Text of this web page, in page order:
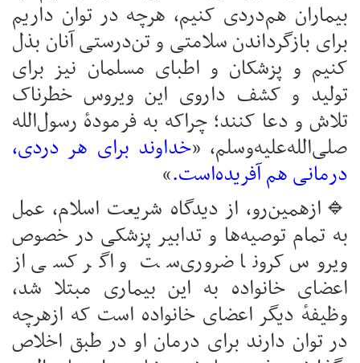
بیماران هم‌دردی کنیم، هرچه در توان داریم
برای بازگرداندن سلامتی و تن‌درستی آنان بذل
کنیم و پزشکان و اطبای مسلمان نیز برای
تولید و کشف داروی این ویروس خطرناک
تلاش و دعا کنند؛ چراکه به فرمودهٔ رسول‌الله
صلی‌الله‌علیه‌وسلم، «خداوند برای هر دردی،
درمانی هم آفریده‌است.»
🔹ازهمین‌رو، از دیدگاه شریعت اسلام، عمل
به تمام توصیه‌ها و تدابیر پزشکی در خصوص
ویروس کرونا ضروری‌ست و اگر کسی از
اعضای خانواده به این بیماری مبتلا شد،
وظیفهٔ دیگر اعضای خانواده است که ازهرچه
در توان دارند برای درمان او در طبق اخلاص